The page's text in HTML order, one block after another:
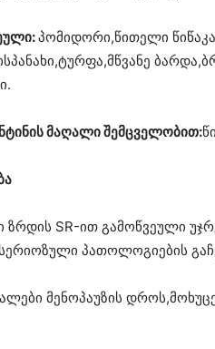
პომიდორი,წითელი წიწაკა
მაღალი შემცველობით:
ზრდის SR-ით გამოწვეული
პათოლოგიების
მენოპაუზის